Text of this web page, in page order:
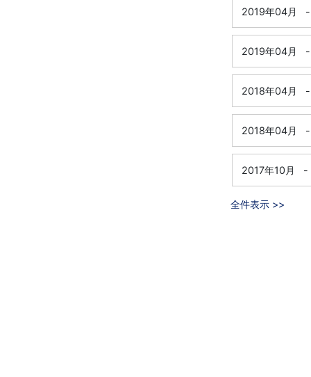
2019年04月 -
2019年04月 -
2018年04月 -
2018年04月 -
2017年10月 -
全件表示 >>